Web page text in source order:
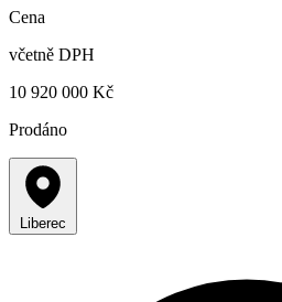
Cena
včetně DPH
10 920 000 Kč
Prodáno
Liberec